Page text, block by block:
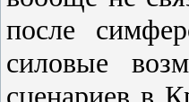
поcле
cиловые
cценариев в